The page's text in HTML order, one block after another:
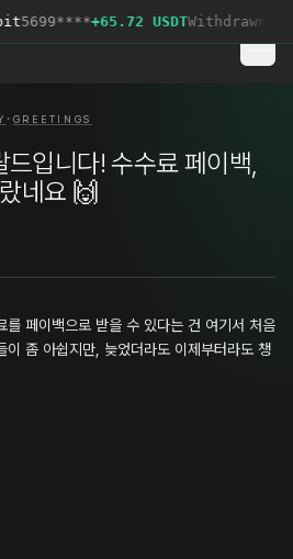
5699****+65.72 USDTWithdrawn ·
· GREETINGS
입니다! 수수료 페이백,
네요 🙌
를 페이백으로 받을 수 있다는 건 여기서 처음
이 좀 아쉽지만, 늦었더라도 이제부터라도 챙